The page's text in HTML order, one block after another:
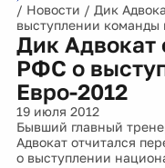
/ Новости / Дик
выступлении команды
Дик Адвокат
РФС о
Евро-2012
19 июля 2012
Бывший главный
Адвокат отчитался
о выступлении